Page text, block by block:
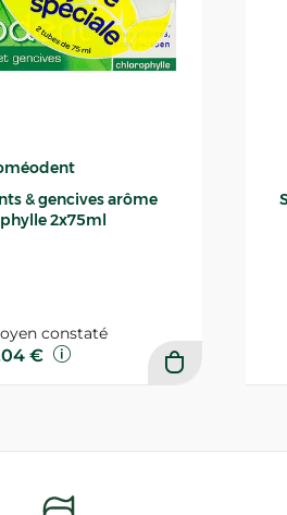
& gencives arôme
2x75ml
constaté
€